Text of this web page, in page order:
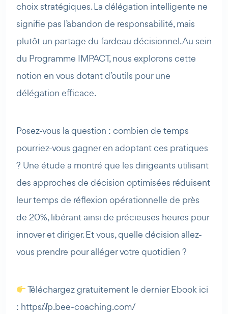
choix stratégiques. La délégation intelligente ne
signifie pas l’abandon de responsabilité, mais
plutôt un partage du fardeau décisionnel. Au sein
du Programme IMPACT, nous explorons cette
notion en vous dotant d’outils pour une
délégation efficace.
Posez-vous la question : combien de temps
pourriez-vous gagner en adoptant ces pratiques
? Une étude a montré que les dirigeants utilisant
des approches de décision optimisées réduisent
leur temps de réflexion opérationnelle de près
de 20%, libérant ainsi de précieuses heures pour
innover et diriger. Et vous, quelle décision allez-
vous prendre pour alléger votre quotidien ?
Téléchargez gratuitement le dernier Ebook ici
: https://lp.bee-coaching.com/